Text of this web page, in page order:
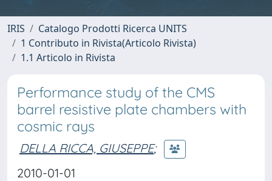
IRIS
Catalogo Prodotti Ricerca UNITS
1 Contributo in Rivista(Articolo Rivista)
1.1 Articolo in Rivista
Performance study of the CMS
barrel resistive plate chambers with
cosmic rays
DELLA RICCA, GIUSEPPE;
2010-01-01